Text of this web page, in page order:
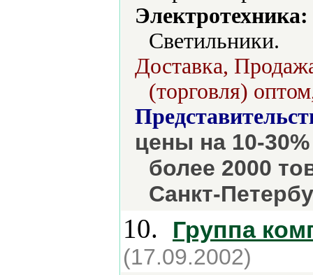
Электротехника:
Светильники.
Доставка,
(торговля)
цены на 10-
более 2000
Санкт-
10. Группа
(17.09.2002)